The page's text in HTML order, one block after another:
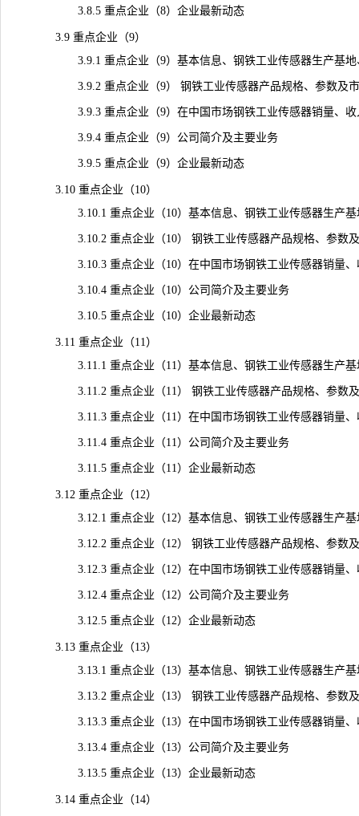
3.8.5 重点企业（8）企业最新动态
3.9 重点企业（9）
3.9.1 重点企业（9）基本信息、钢铁工业传感器生产基地
3.9.2 重点企业（9） 钢铁工业传感器产品规格、参数及市
3.9.3 重点企业（9）在中国市场钢铁工业传感器销量、收入
3.9.4 重点企业（9）公司简介及主要业务
3.9.5 重点企业（9）企业最新动态
3.10 重点企业（10）
3.10.1 重点企业（10）基本信息、钢铁工业传感器生产基
3.10.2 重点企业（10） 钢铁工业传感器产品规格、参数及
3.10.3 重点企业（10）在中国市场钢铁工业传感器销量、收
3.10.4 重点企业（10）公司简介及主要业务
3.10.5 重点企业（10）企业最新动态
3.11 重点企业（11）
3.11.1 重点企业（11）基本信息、钢铁工业传感器生产基
3.11.2 重点企业（11） 钢铁工业传感器产品规格、参数及
3.11.3 重点企业（11）在中国市场钢铁工业传感器销量、收
3.11.4 重点企业（11）公司简介及主要业务
3.11.5 重点企业（11）企业最新动态
3.12 重点企业（12）
3.12.1 重点企业（12）基本信息、钢铁工业传感器生产基
3.12.2 重点企业（12） 钢铁工业传感器产品规格、参数及
3.12.3 重点企业（12）在中国市场钢铁工业传感器销量、收
3.12.4 重点企业（12）公司简介及主要业务
3.12.5 重点企业（12）企业最新动态
3.13 重点企业（13）
3.13.1 重点企业（13）基本信息、钢铁工业传感器生产基
3.13.2 重点企业（13） 钢铁工业传感器产品规格、参数及
3.13.3 重点企业（13）在中国市场钢铁工业传感器销量、收
3.13.4 重点企业（13）公司简介及主要业务
3.13.5 重点企业（13）企业最新动态
3.14 重点企业（14）